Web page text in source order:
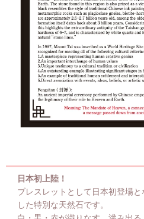
日本初上陸！
ブレスレットとして日本初登場
した特別な天然石です。